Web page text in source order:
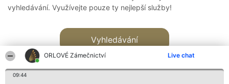
ORLOVÉ Zámečnictví Live chat
09:44
vyhledávání. Využívejte pouze ty nejlepší služby!
Vyhledávání